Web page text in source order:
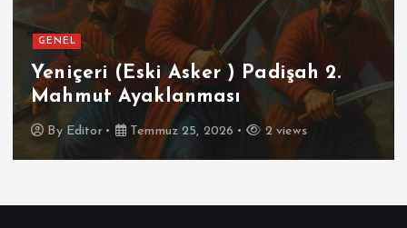
(Eski Asker ) Padişah 2.
Ayaklanması
Temmuz 25, 2026 2 views